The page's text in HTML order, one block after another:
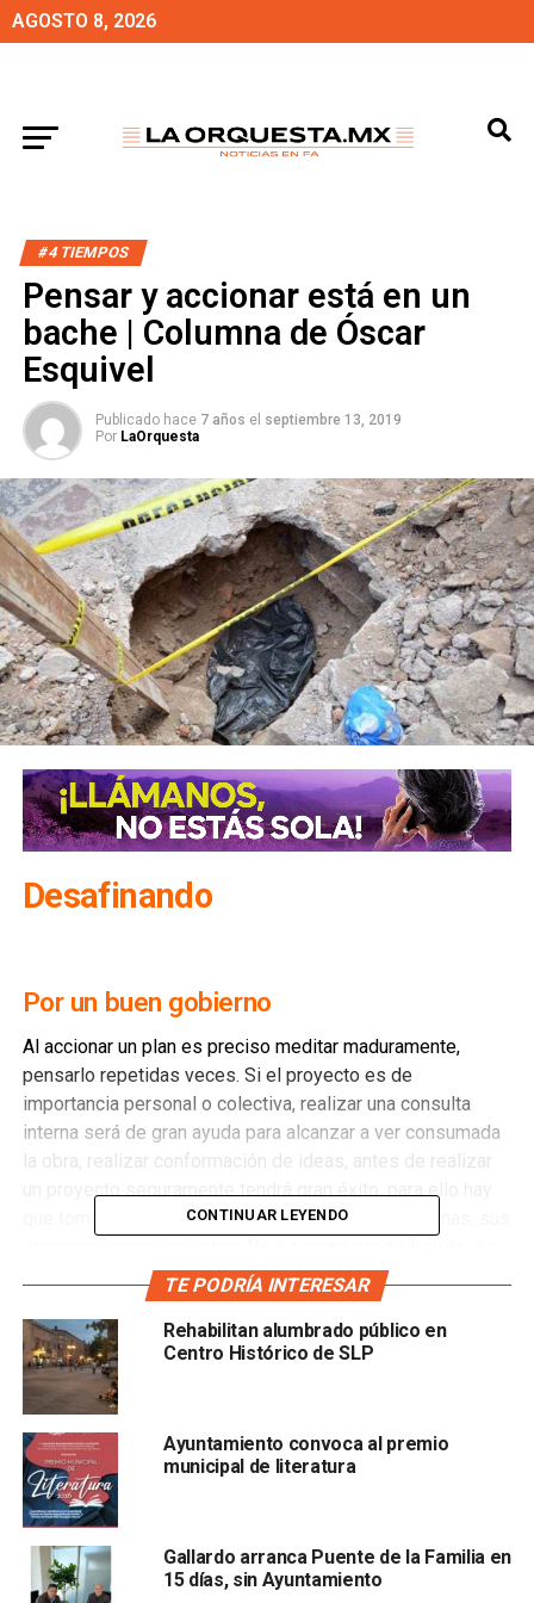
AGOSTO 8, 2026
#4 TIEMPOS
Pensar y accionar está en un
bache | Columna de Óscar
Esquivel
Publicado hace 7 años el septiembre 13, 2019
Por LaOrquesta
Desafinando
Por un buen gobierno
Al accionar un plan es preciso meditar maduramente,
pensarlo repetidas veces. Si el proyecto es de
importancia personal o colectiva, realizar una consulta
interna será de gran ayuda para alcanzar a ver consumada
la obra, realizar conformación de ideas, antes de realizar
que tomar en cuenta las capacidades de las personas, sus
nace para aprender, siendo clara la existencia de
insuficiencia humana. Por ello el trabajo colectivo es
importante, y aun así, falla.
En los límites del conocimiento se encontrarán
circunstancias que generarán una acción incorrecta, al no
prever una falta, generando al final de la obra toda clase de
especulación.
El pasar por el escrutinio riguroso seguramente ganará
confianza y manos a la obra, reconociendo que todo puede
seguir su curso, esperando una obra bien lograda para
CONTINUAR LEYENDO
TE PODRÍA INTERESAR
Rehabilitan alumbrado público en
Centro Histórico de SLP
Ayuntamiento convoca al premio
municipal de literatura
Gallardo arranca Puente de la Familia en
15 días, sin Ayuntamiento